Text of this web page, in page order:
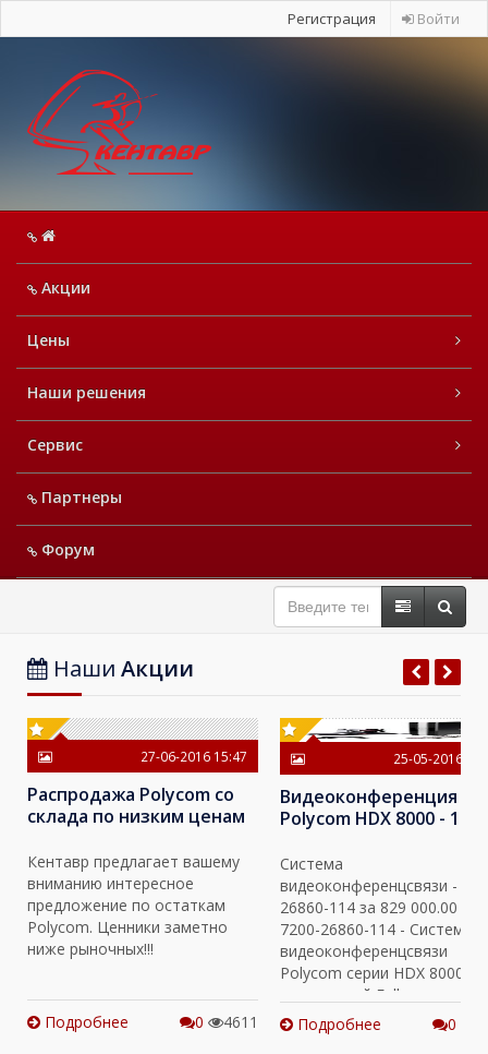
Регистрация Войти
Акции
Цены
Наши решения
Сервис
Партнеры
Форум
Наши Акции
27-06-2016 15:47
Распродажа Polycom со
склада по низким ценам
Кентавр предлагает вашему
вниманию интересное
предложение по остаткам
Polycom. Ценники заметно
ниже рыночных!!!
Подробнее 0 4611
25-05-2016
Видеоконференция
Polycom HDX 8000 - 1080
000.00 руб
Система
видеоконференцсвязи -
26860-114 за 829 000.00 руб
7200-26860-114 - Система
видеоконференцсвязи
Polycom серии HDX 8000 с
поддержкой Full
Подробнее
0